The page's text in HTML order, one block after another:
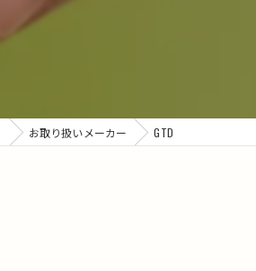
お取り扱いメーカー GTD